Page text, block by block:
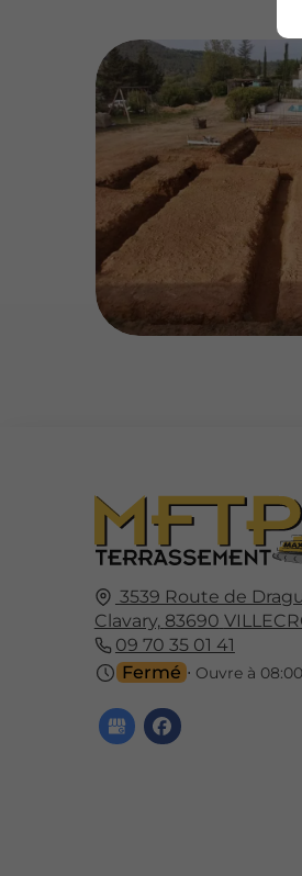
3539 Route de
Clavary, 83690
09 70 35 01 41
Fermé ⋅ Ouvre à 08:00